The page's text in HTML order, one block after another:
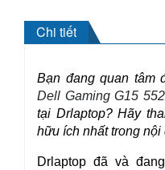
Chi tiết
Bạn đang quan tâm
Dell Gaming G15
tại Drlaptop? Hãy
hữu ích nhất trong nội
Drlaptop đã và